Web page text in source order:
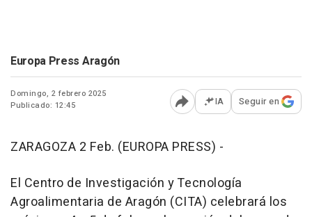
Europa Press Aragón
Domingo, 2 febrero 2025
Publicado: 12:45
Abrir opciones para
IA Seguir en
ZARAGOZA 2 Feb. (EUROPA PRESS) -
El Centro de Investigación y Tecnología
Agroalimentaria de Aragón (CITA) celebrará los